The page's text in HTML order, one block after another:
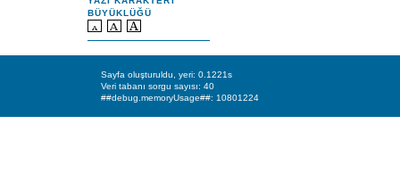
BÜYÜKLÜĞÜ
Sayfa oluşturuldu, yeri: 0.1221s
Veri tabanı sorgu sayısı: 40
##debug.memoryUsage##: 10801224